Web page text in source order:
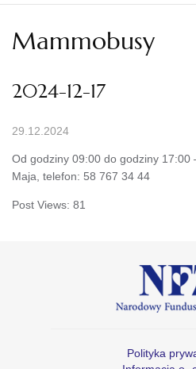
Mammobusy
2024-12-17
29.12.2024
Od godziny 09:00 do godziny 17:00
Maja, telefon: 58 767 34 44
Post Views: 81
Polityka